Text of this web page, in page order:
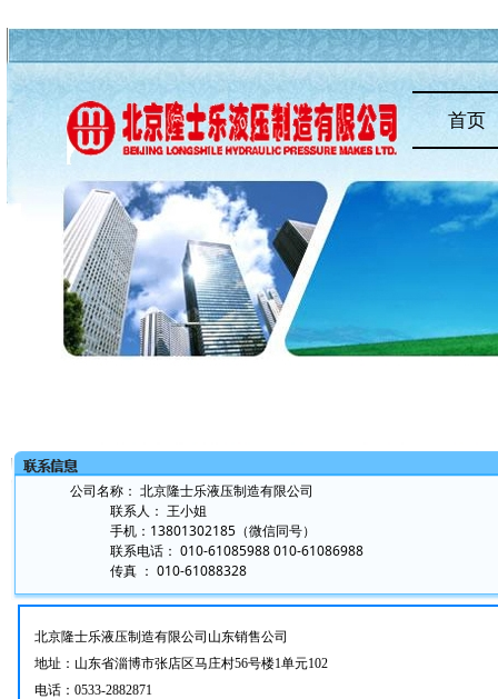
首页
公司名称： 北京隆士乐液压制造有限公司
联系人： 王小姐 通讯地址： 河南
手机：13801302185（微信同号
联系电话： 010-61085988 010-
传真 ： 010-61088328 电子邮
北京隆士乐液压制造有限公司山东销售公司
地址：山东省淄博市张店区马庄村56号楼1单元102
电话：0533-2882871